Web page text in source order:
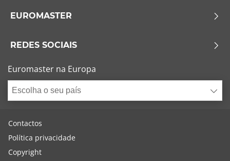
EUROMASTER
REDES SOCIAIS
Euromaster na Europa
Escolha o seu país
Contactos
Política privacidade
Copyright